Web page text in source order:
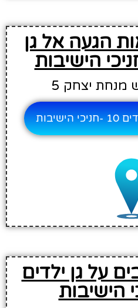
הגעה אל גן
יצחק 5
על גן ילדים